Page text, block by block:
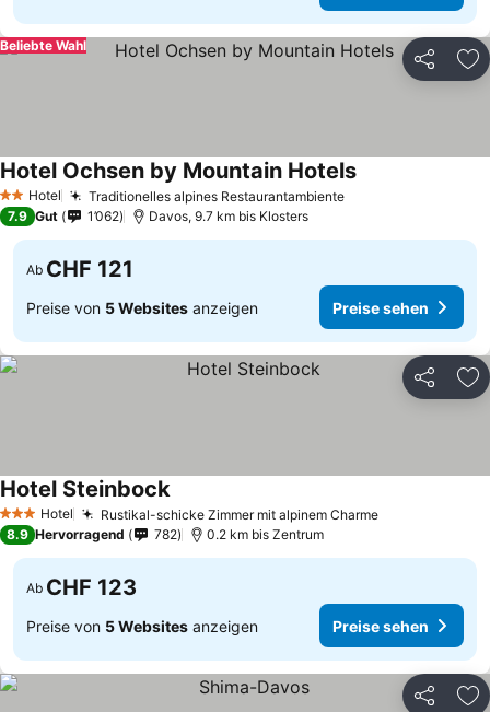
Teilen
Beliebte Wahl
2 Sterne
Hotel Traditionelles alpines Restaurantambiente
Hotel Ochsen by Mountain Hotels
7.9 Gut 1’062 Davos, 9.7 km bis Klosters
Ab CHF 121
Preise von 5 Websites anzeigen Preise sehen
Teilen
3 SterneHotel Rustikal-schicke Zimmer mit alpinem Charme
Hotel Steinbock
8.9 Hervorragend 782 0.2 km bis Zentrum
Ab CHF 123
Preise von 5 Websites anzeigen Preise sehen
Teilen